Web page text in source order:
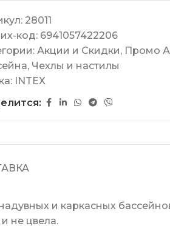
28011
код: 6941057422206
Акции и Скидки, Промо
, Чехлы и настилы
INTEX
и каркасных
не цвела.